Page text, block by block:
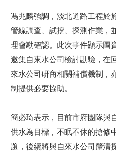
馮兆麟強調，淡北道路工程於
管線調查、試挖、探測作業，
理會勘確認。此次事件顯示圖
邀集自來水公司檢討勘驗，在
來水公司研商相關補償機制，
制提供必要協助。
簡必琦表示，目前市府團隊與
供水為目標，不眠不休的搶修
題，後續將與自來水公司釐清